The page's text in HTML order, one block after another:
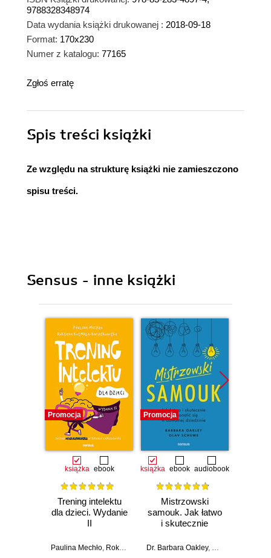
9788328348974
Data wydania książki drukowanej : 2018-09-18
Format: 170x230
Numer z katalogu: 77165
Zgłoś erratę
Spis treści książki
Ze względu na strukturę książki nie zamieszczono
spisu treści.
Sensus - inne książki
Promocja
książka ebook
Trening intelektu
dla dzieci. Wydanie
II
Paulina Mechło Roksana Kosmala-Kwiatkowska
Promocja
książka ebook audiobook
Mistrzowski
samouk. Jak łatwo
i skutecznie
dowolnej dziedzinie
Dr. Barbara Oakley,